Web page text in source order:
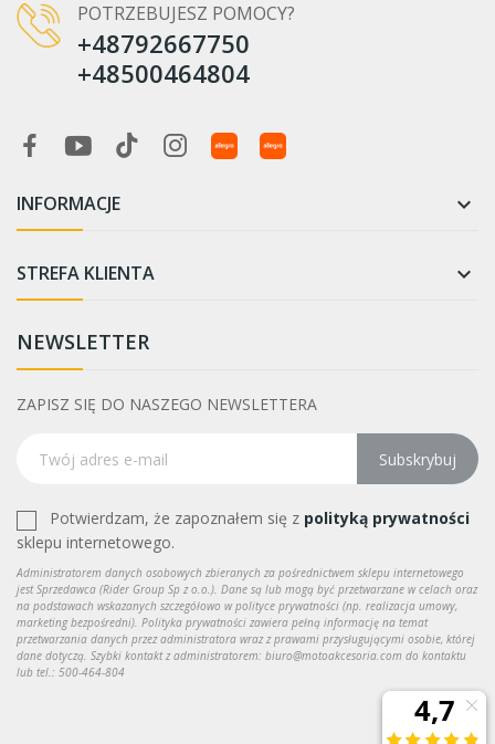
POTRZEBUJESZ POMOCY?
+48792667750
+48500464804
INFORMACJE 
STREFA KLIENTA 
NEWSLETTER
ZAPISZ SIĘ DO NASZEGO NEWSLETTERA
Subskrybuj
Potwierdzam, że zapoznałem się z polityką prywatności
sklepu internetowego.
Administratorem danych osobowych zbieranych za pośrednictwem sklepu internetowego
jest Sprzedawca (Rider Group Sp z o.o.). Dane są lub mogą być przetwarzane w celach oraz
na podstawach wskazanych szczegółowo w polityce prywatności (np. realizacja umowy,
marketing bezpośredni). Polityka prywatności zawiera pełną informację na temat
przetwarzania danych przez administratora wraz z prawami przysługującymi osobie, której
dane dotyczą. Szybki kontakt z administratorem: biuro@motoakcesoria.com do kontaktu
lub tel.: 500-464-804